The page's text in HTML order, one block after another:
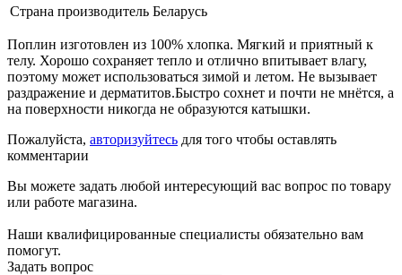
Страна производитель Беларусь
Поплин изготовлен из 100% хлопка. Мягкий и приятный к
телу. Хорошо сохраняет тепло и отлично впитывает влагу,
поэтому может использоваться зимой и летом. Не вызывает
раздражение и дерматитов.Быстро сохнет и почти не мнётся, а
на поверхности никогда не образуются катышки.
Пожалуйста, авторизуйтесь для того чтобы оставлять
комментарии
Вы можете задать любой интересующий вас вопрос по товару
или работе магазина.
Наши квалифицированные специалисты обязательно вам
помогут.
Задать вопрос